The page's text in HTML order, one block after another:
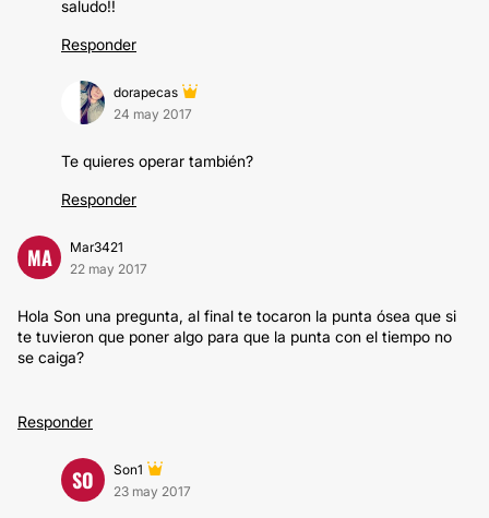
saludo!!
Responder
dorapecas
24 may 2017
Te quieres operar también?
Responder
MA
Mar3421
22 may 2017
Hola Son una pregunta, al final te tocaron la punta ósea que si
te tuvieron que poner algo para que la punta con el tiempo no
se caiga?
Responder
SO
Son1
23 may 2017